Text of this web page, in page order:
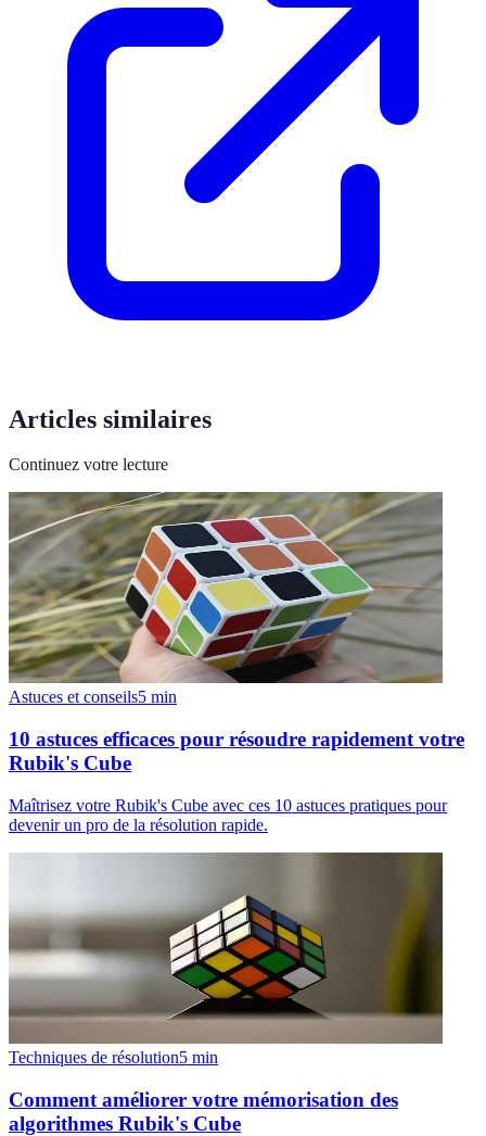
Articles similaires
Continuez votre lecture
Astuces et conseils5 min
10 astuces efficaces pour résoudre rapidement votre
Rubik's Cube
Maîtrisez votre Rubik's Cube avec ces 10 astuces pratiques pour
devenir un pro de la résolution rapide.
Techniques de résolution5 min
Comment améliorer votre mémorisation des
algorithmes Rubik's Cube